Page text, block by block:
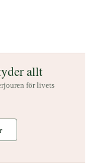
allt
för livets